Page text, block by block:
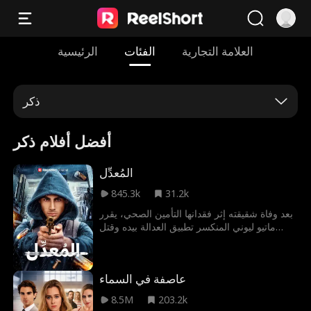
الرئيسية الفئات العلامة التجارية
ذكر
أفضل أفلام ذكر
المُعدِّل
845.3k
31.2k
بعد وفاة شقيقته إثر فقدانها التأمين الصحي، يقرر
ماتيو ليوني المنكسر تطبيق العدالة بيده وقتل
الشرطة بخطوة ويترك أدلة توصل رسالته، ليغدو
بطلاً في عيون من ظن الرؤساء الأشرار أن
بوسعهم إسكاتهم.
عاصفة في السماء
8.5M
203.2k